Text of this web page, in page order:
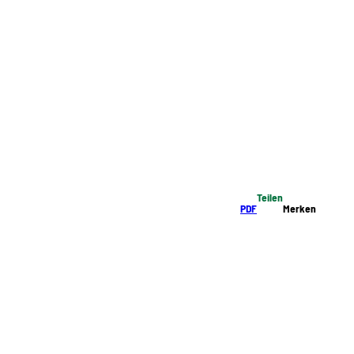
PDF
Teilen
Merken